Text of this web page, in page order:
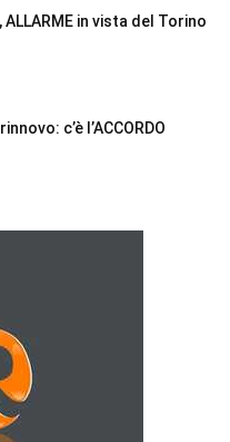
ALLARME in vista del Torino
c’è l’ACCORDO